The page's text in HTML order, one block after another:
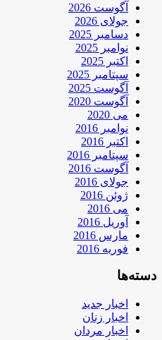
آگوست 2026
جولای 2026
دسامبر 2025
نوامبر 2025
اکتبر 2025
سپتامبر 2025
آگوست 2025
آگوست 2020
می 2020
نوامبر 2016
اکتبر 2016
سپتامبر 2016
آگوست 2016
جولای 2016
ژوئن 2016
می 2016
آوریل 2016
مارس 2016
فوریه 2016
دسته‌ها
اخبار جدید
اخبار زنان
اخبار مردان